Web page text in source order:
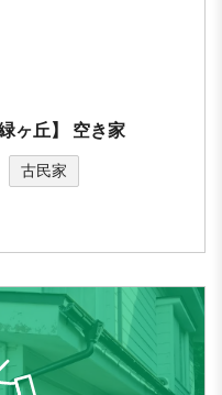
ヶ丘】 空き家
古民家